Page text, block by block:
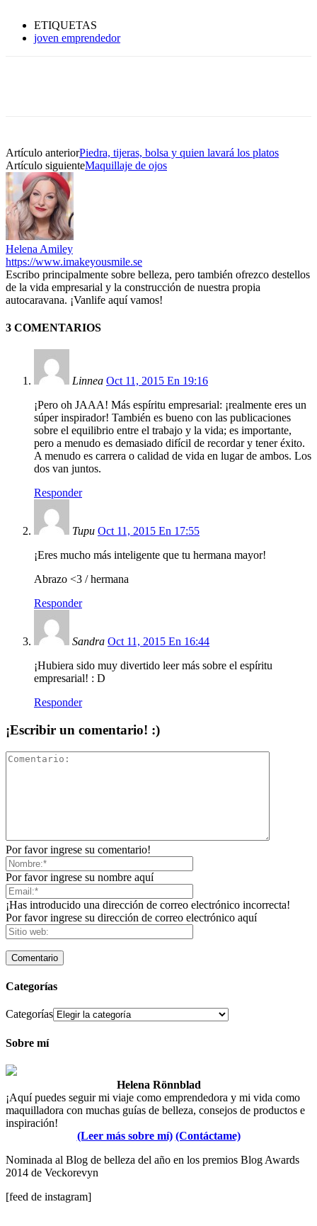
ETIQUETAS
joven emprendedor
Artículo anteriorPiedra, tijeras, bolsa y quien lavará los platos
Artículo siguienteMaquillaje de ojos
Helena Amiley
https://www.imakeyousmile.se
Escribo principalmente sobre belleza, pero también ofrezco destellos
de la vida empresarial y la construcción de nuestra propia
autocaravana. ¡Vanlife aquí vamos!
3 COMENTARIOS
Linnea Oct 11, 2015 En 19:16
¡Pero oh JAAA! Más espíritu empresarial: ¡realmente eres un
súper inspirador! También es bueno con las publicaciones
sobre el equilibrio entre el trabajo y la vida; es importante,
pero a menudo es demasiado difícil de recordar y tener éxito.
A menudo es carrera o calidad de vida en lugar de ambos. Los
dos van juntos.
Responder
Tupu Oct 11, 2015 En 17:55
¡Eres mucho más inteligente que tu hermana mayor!
Abrazo <3 / hermana
Responder
Sandra Oct 11, 2015 En 16:44
¡Hubiera sido muy divertido leer más sobre el espíritu
empresarial! : D
Responder
¡Escribir un comentario! :)
Por favor ingrese su comentario!
Por favor ingrese su nombre aquí
¡Has introducido una dirección de correo electrónico incorrecta!
Por favor ingrese su dirección de correo electrónico aquí
Categorías
Categorías
Sobre mí
Helena Rönnblad
¡Aquí puedes seguir mi viaje como emprendedora y mi vida como
maquilladora con muchas guías de belleza, consejos de productos e
inspiración!
(Leer más sobre mí) (Contáctame)
Nominada al Blog de belleza del año en los premios Blog Awards
2014 de Veckorevyn
[feed de instagram]